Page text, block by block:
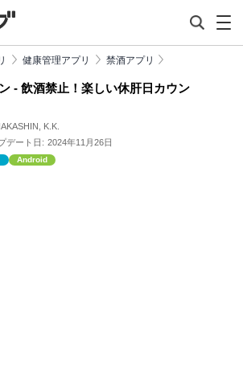
健康管理アプリ 禁酒アプリ
- 飲酒禁止！楽しい休肝日カウン
K.K.
デート日: 2024年11月26日
Android